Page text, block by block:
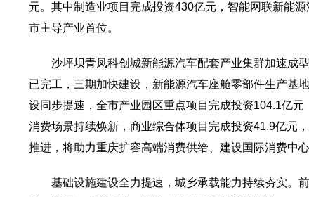
元。其中制造业项目完成投资430亿元，智能网联新能
市主导产业首位。
沙坪坝青凤科创城新能源汽车配套产业集群加速成
已完工，三期加快建设，新能源汽车座舱零部件生产基
设同步提速，全市产业园区重点项目完成投资104.1亿
消费场景持续焕新，商业综合体项目完成投资41.9亿元
推进，将助力重庆扩容高端消费供给、建设国际消费中心
基础设施建设全力提速，城乡承载能力持续夯实。